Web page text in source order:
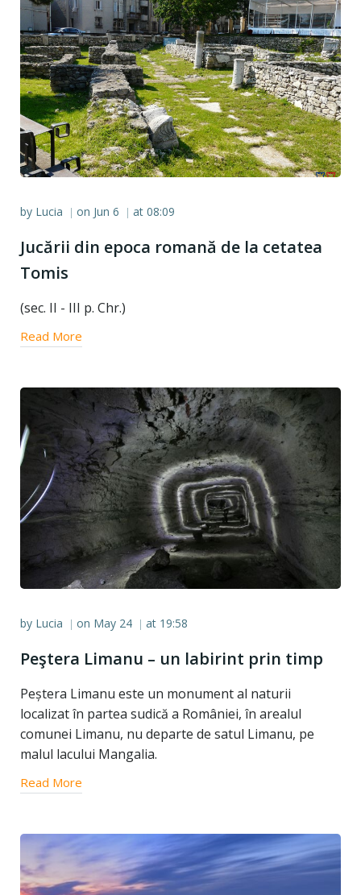
by Lucia | on Jun 6 | at 08:09
Jucării din epoca romană de la cetatea
Tomis
(sec. II - III p. Chr.)
Read More
by Lucia | on May 24 | at 19:58
Peştera Limanu – un labirint prin timp
Peștera Limanu este un monument al naturii
localizat în partea sudică a României, în arealul
comunei Limanu, nu departe de satul Limanu, pe
malul lacului Mangalia.
Read More